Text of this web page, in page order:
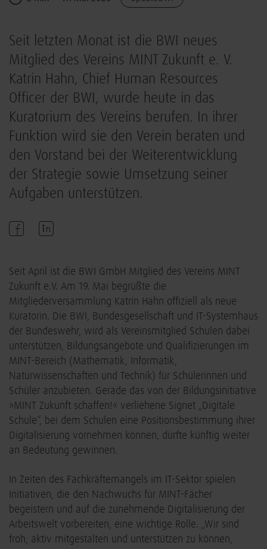
Seit letzten Monat ist die BWI neues
Mitglied des Vereins MINT Zukunft e. V.
Katrin Hahn, Chief Human Resources
Officer der BWI, wurde heute in das
Kuratorium des Vereins berufen. In ihrer
Funktion wird sie den Verein beraten und
den Vorstand bei der Weiterentwicklung
der Strategie sowie Umsetzung seiner
Aufgaben unterstützen.
Seit April ist die BWI GmbH Mitglied des Vereins MINT
Zukunft e.V. Am 19. Mai begrüßte die
Mitgliederversammlung Katrin Hahn offiziell als neue
Kuratorin. Die BWI, Bundesgesellschaft und IT-Systemhaus
der Bundeswehr, wird als Vereinsmitglied Schulen dabei
unterstützen, Bildungsangebote und Qualifizierungen im
MINT-Bereich (Mathematik, Informatik,
Naturwissenschaften und Technik) für Schülerinnen und
Schüler anzubieten. Gerade das von der Bildungsinitiative
»MINT Zukunft schaffen!« verliehene Signet „Digitale
Schule“, bei dem Schulen eine Positionsbestimmung ihrer
Digitalisierung vornehmen können, dürfte künftig weiter
an Bedeutung gewinnen.
In Zeiten des Fachkräftemangels im IT-Sektor spielen
Initiativen, die den Nachwuchs für MINT-Fächer
begeistern und auf die zunehmende Digitalisierung der
Arbeitswelt vorbereiten, eine wichtige Rolle. „Wir sind
froh, aktiv mitgestalten und unterstützen zu können,